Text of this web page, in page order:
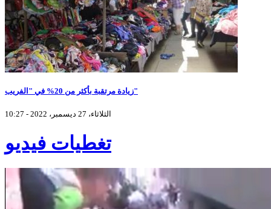
زيادة مرتقبة بأكثر من 20% في "الفريب"
الثلاثاء، 27 ديسمبر، 2022 - 10:27
تغطيات فيديو